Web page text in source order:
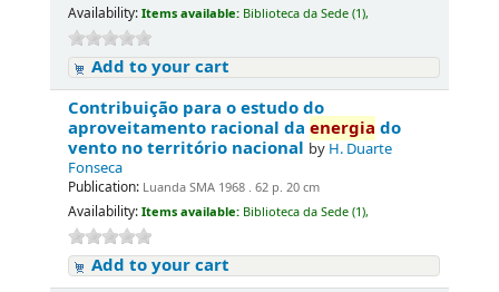
Availability: Items available: Biblioteca da Sede (1),
Add to your cart
Contribuição para o estudo do
aproveitamento racional daenergia do
vento no território nacional by H. Duarte
Fonseca
Publication: Luanda SMA 1968 . 62 p. 20 cm
Availability: Items available: Biblioteca da Sede (1),
Add to your cart